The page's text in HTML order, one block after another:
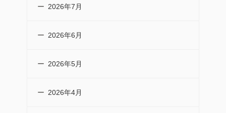
2026年7月
2026年6月
2026年5月
2026年4月